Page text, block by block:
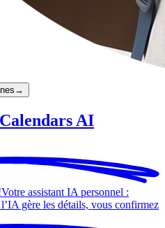
→
AI
Votre assistant IA personnel :
gère les détails, vous confirmez